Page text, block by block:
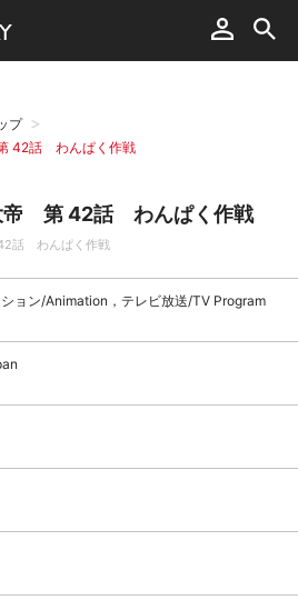
プ
42話 わんぱく作戦
帝 第 42話 わんぱく作戦
話 わんぱく作戦
ョン/Animation，テレビ放送/TV Program